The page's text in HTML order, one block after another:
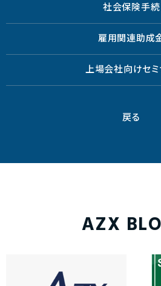
社会保険手続
雇用関連助成
上場会社向けセミ
戻る
AZX